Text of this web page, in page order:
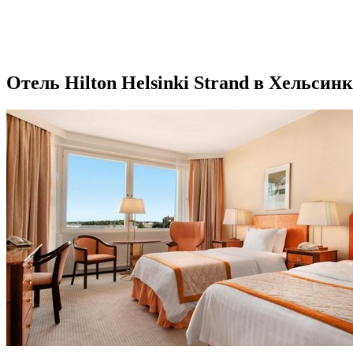
Отель Hilton Helsinki Strand в